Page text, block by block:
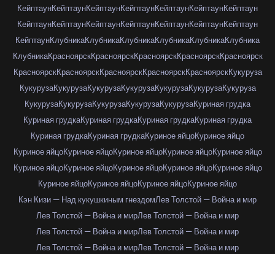
КейптаунКейптаунКейптаунКейптаунКейптаунКейптаунКейптаун
КейптаунКейптаунКейптаунКейптаунКейптаунКейптаунКейптаун
КейптаунКлубникаКлубникаКлубникаКлубникаКлубникаКлубника
КлубникаКрасноярскКрасноярскКрасноярскКрасноярскКрасноярск
КрасноярскКрасноярскКрасноярскКрасноярскКрасноярскКукуруза
КукурузаКукурузаКукурузаКукурузаКукурузаКукурузаКукуруза
КукурузаКукурузаКукурузаКукурузаКукурузаКуриная грудка
Куриная грудкаКуриная грудкаКуриная грудкаКуриная грудка
Куриная грудкаКуриная грудкаКуриное яйцоКуриное яйцо
Куриное яйцоКуриное яйцоКуриное яйцоКуриное яйцоКуриное яйцо
Куриное яйцоКуриное яйцоКуриное яйцоКуриное яйцоКуриное яйцо
Куриное яйцоКуриное яйцоКуриное яйцоКуриное яйцо
Кэн Кизи — Над кукушкиным гнездомЛев Толстой — Война и мир
Лев Толстой — Война и мирЛев Толстой — Война и мир
Лев Толстой — Война и мирЛев Толстой — Война и мир
Лев Толстой — Война и мирЛев Толстой — Война и мир